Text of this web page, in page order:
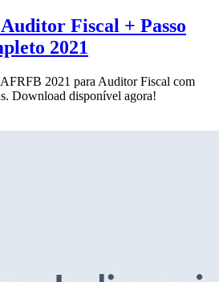
Fiscal + Passo
2021
2021 para Auditor Fiscal com
Download disponível agora!